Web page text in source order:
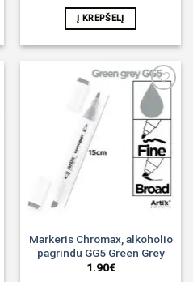
Į KREPŠELĮ
Noriu!
Markeris Chromax, alkoholio
pagrindu GG5 Green Grey
1.90€